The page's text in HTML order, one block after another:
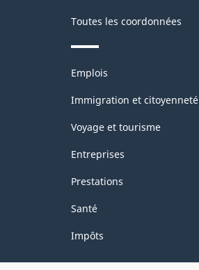
Toutes les coordonnées
Thèmes
sujets
Emplois
Immigration et citoyenneté
Voyage et tourisme
Entreprises
Prestations
Santé
Impôts